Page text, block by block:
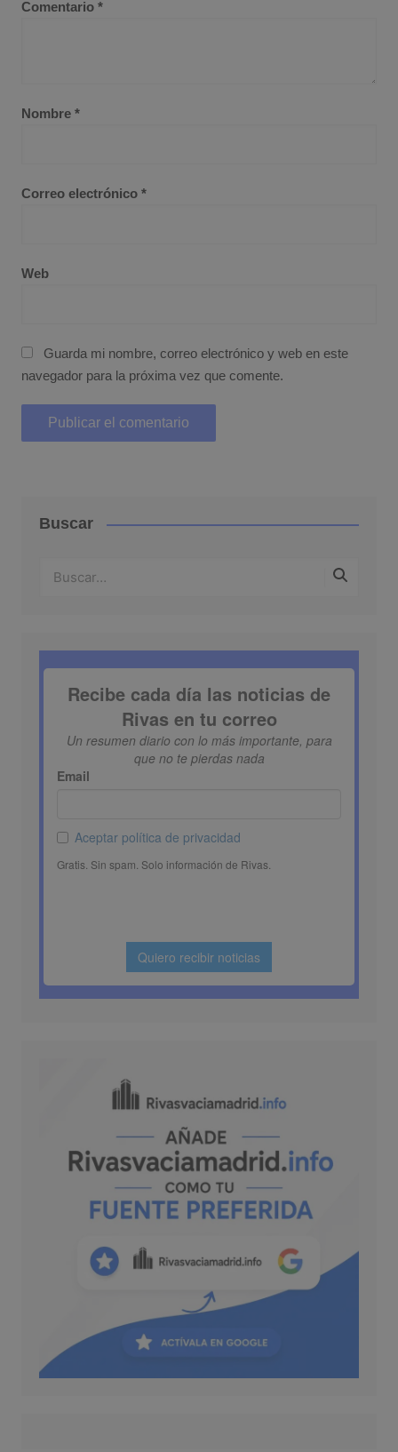
Comentario *
Nombre *
Correo electrónico *
Web
Guarda mi nombre, correo electrónico y web en este
navegador para la próxima vez que comente.
Buscar